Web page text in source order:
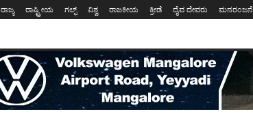
ರಾಜ್ಯ ರಾಷ್ಟ್ರೀಯ ಗಲ್ಫ್ ವಿಶ್ವ ರಾಜಕೀಯ ಕ್ರೀಡೆ ದೈವ ದೇವರು ಮನರಂಜನೆ